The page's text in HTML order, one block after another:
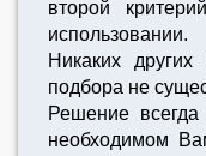
второй
использовании.
Никаких
подбора не
Решение
необходимом